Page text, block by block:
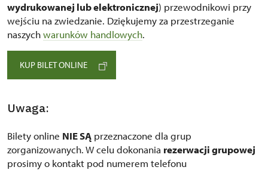
wydrukowanej lub elektronicznej) przewodnikowi przy
wejściu na zwiedzanie. Dziękujemy za przestrzeganie
naszychwarunków handlowych.
KUP BILET ONLINE
Uwaga:
Bilety online NIE SĄ przeznaczone dla grup
zorganizowanych. W celu dokonania rezerwacji grupowej
prosimy o kontakt pod numerem telefonu